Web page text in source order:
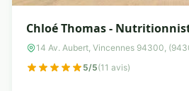
Chloé Thomas -
14 Av. Aubert, Vincennes 94300,
5/5(11 avis)